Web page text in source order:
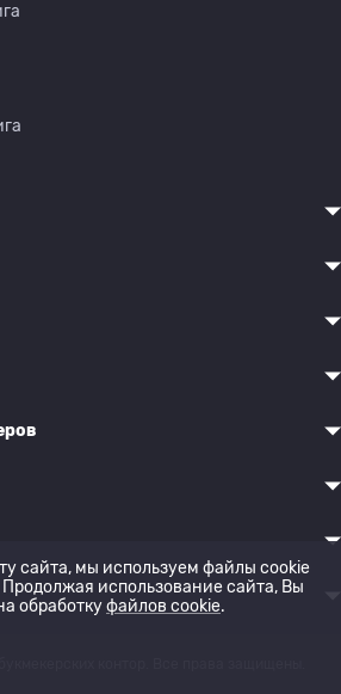
контор. Все права защищены.
сайта, мы используем файлы cookie
использование сайта, Вы
обработкуфайлов cookie.